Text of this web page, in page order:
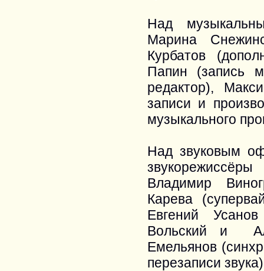
Над
Марина
Курбатов
Папин (запись
редактор),
записи и
музыкального
Над звуковым
Владимир
Карева
Евгений
Вольский и
Емельянов
перезаписи